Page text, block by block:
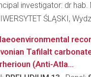
investigator: dr hab.
ŚLĄSKI,
Tafilalt
(Anti-Atla...